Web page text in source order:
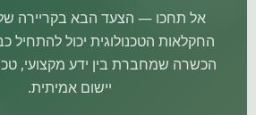
אל תחכו — הצעד הבא בקריירה
החקלאות הטכנולוגית יכול להתחיל
הכשרה שמחברת בין ידע מקצועי,
יישום אמיתית.